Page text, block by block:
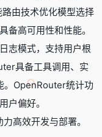
由技术优化模型选择
备高可用性和性能。
志模式，支持用户根
具备工具调用、实
。OpenRouter统计功
户偏好。
高效开发与部署。